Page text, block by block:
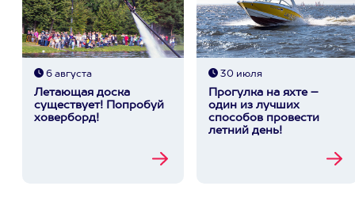
6 августа
Летающая доска
существует! Попробуй
ховерборд!
30 июля
Прогулка на яхте –
один из лучших
способов провести
летний день!